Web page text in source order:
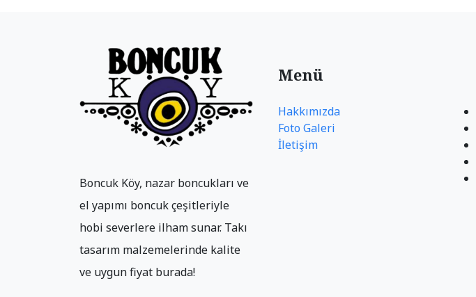
Boncuk Köy, nazar boncukları ve
el yapımı boncuk çeşitleriyle
hobi severlere ilham sunar. Takı
tasarım malzemelerinde kalite
ve uygun fiyat burada!
Menü
Hakkımızda
Foto Galeri
İletişim